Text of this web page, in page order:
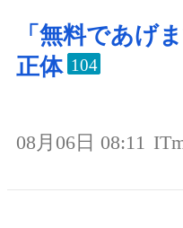
「無料であげ
正体 104
08月06日 08:11